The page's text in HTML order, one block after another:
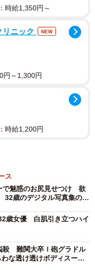
てSKE48を卒業。卒業
時給1,350円～
リニック NEW
円～1,300円
時給1,200円
ス
で魅惑のお尻見せつけ 欲
歳のデジタル写真集の女
歳女優 白肌引き立つハイ
殺 難関大卒Ｉ砲グラドル
な透け透けボディスーツ